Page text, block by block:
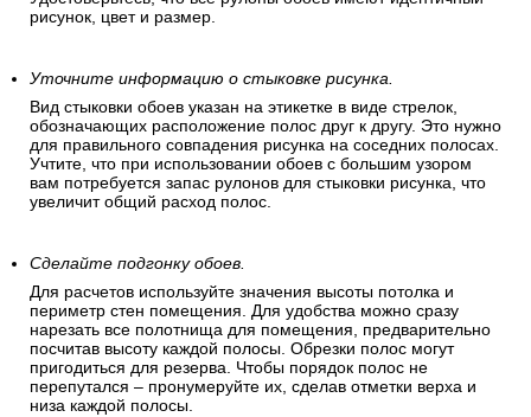
рисунок, цвет и размер.
Уточните информацию о стыковке рисунка.
Вид стыковки обоев указан на этикетке в виде стрелок,
обозначающих расположение полос друг к другу. Это нужно
для правильного совпадения рисунка на соседних полосах.
Учтите, что при использовании обоев с большим узором
вам потребуется запас рулонов для стыковки рисунка, что
увеличит общий расход полос.
Сделайте подгонку обоев.
Для расчетов используйте значения высоты потолка и
периметр стен помещения. Для удобства можно сразу
нарезать все полотнища для помещения, предварительно
посчитав высоту каждой полосы. Обрезки полос могут
пригодиться для резерва. Чтобы порядок полос не
перепутался – пронумеруйте их, сделав отметки верха и
низа каждой полосы.